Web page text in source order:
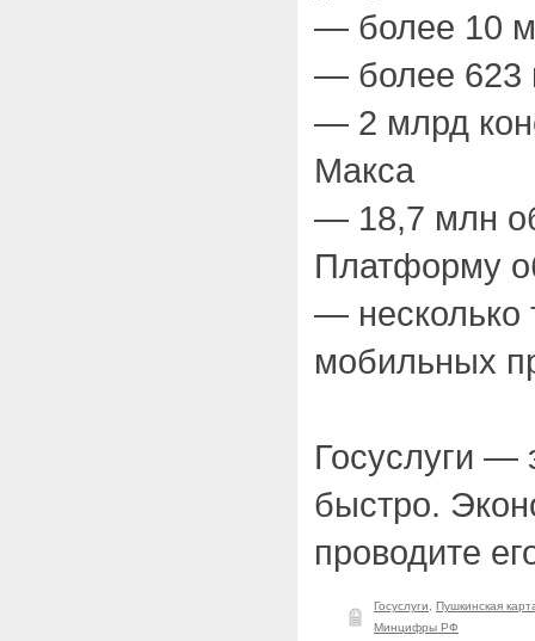
— более 10
— более 623
— 2 млрд
Макса
— 18,7 млн
Платформу
— несколько
мобильных
Госуслуги —
быстро.
проводите
Госуслуги
Пушкинская
Минцифры РФ